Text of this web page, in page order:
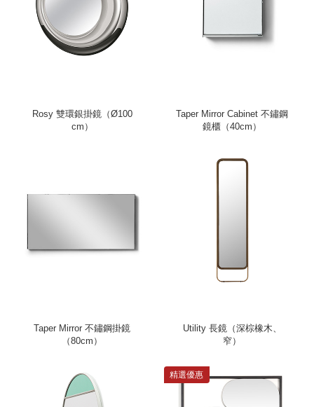
Rosy 雙環銀掛鏡（Ø100
cm）
Taper Mirror Cabinet 不鏽鋼
鏡櫃（40cm）
Taper Mirror 不鏽鋼掛鏡
（80cm）
Utility 長鏡（深棕橡木、
窄）
精選優惠